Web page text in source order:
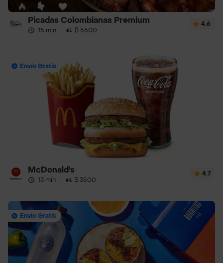
Picadas Colombianas Premium
15 min · $ 5500
4.6
Envío Gratis
McDonald's
13 min · $ 3500
4.7
Envío Gratis